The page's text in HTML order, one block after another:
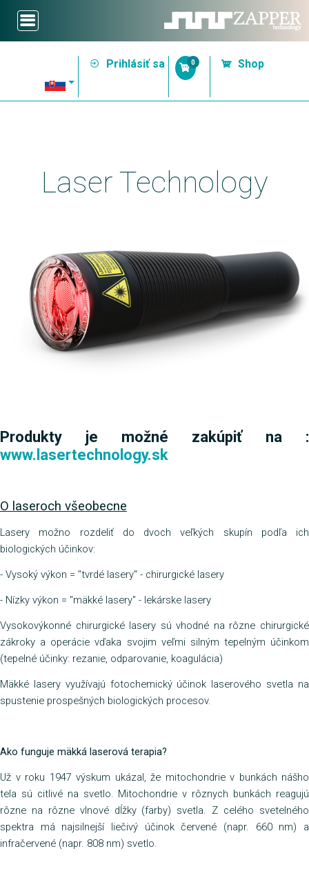
Prihlásiť sa 0 Shop
Laser Technology
Produkty je možné zakúpiť na :
www.lasertechnology.sk
O laseroch všeobecne
Lasery možno rozdeliť do dvoch veľkých skupín podľa ich
biologických účinkov:
- Vysoký výkon = "tvrdé lasery" - chirurgické lasery
- Nízky výkon = "mäkké lasery" - lekárske lasery
Vysokovýkonné chirurgické lasery sú vhodné na rôzne chirurgické
zákroky a operácie vďaka svojim veľmi silným tepelným účinkom
(tepelné účinky: rezanie, odparovanie, koagulácia)
Mäkké lasery využívajú fotochemický účinok laserového svetla na
spustenie prospešných biologických procesov.
Ako funguje mäkká laserová terapia?
Už v roku 1947 výskum ukázal, že mitochondrie v bunkách nášho
tela sú citlivé na svetlo. Mitochondrie v rôznych bunkách reagujú
rôzne na rôzne vlnové dĺžky (farby) svetla. Z celého svetelného
spektra má najsilnejší liečivý účinok červené (napr. 660 nm) a
infračervené (napr. 808 nm) svetlo.